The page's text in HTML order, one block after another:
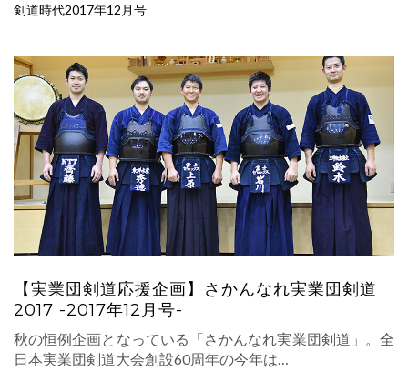
剣道時代2017年12月号
【実業団剣道応援企画】さかんなれ実業団剣道
2017 -2017年12月号-
秋の恒例企画となっている「さかんなれ実業団剣道」。全
日本実業団剣道大会創設60周年の今年は…